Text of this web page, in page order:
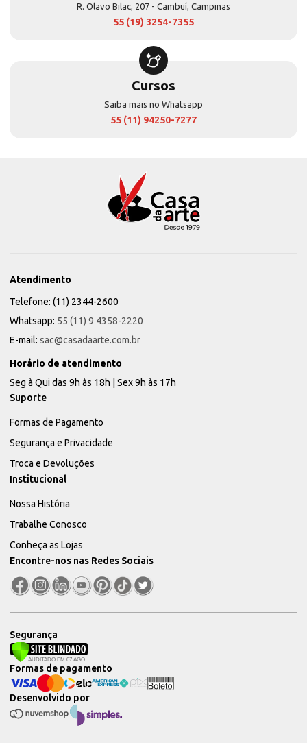
R. Olavo Bilac, 207 - Cambuí, Campinas
55 (19) 3254-7355
Cursos
Saiba mais no Whatsapp
55 (11) 94250-7277
Atendimento
Telefone: (11) 2344-2600
Whatsapp: 55 (11) 9 4358-2220
E-mail: sac@casadaarte.com.br
Horário de atendimento
Seg à Qui das 9h às 18h | Sex 9h às 17h
Suporte
Formas de Pagamento
Segurança e Privacidade
Troca e Devoluções
Institucional
Nossa História
Trabalhe Conosco
Conheça as Lojas
Encontre-nos nas Redes Sociais
Segurança
Desenvolvido por
Formas de pagamento